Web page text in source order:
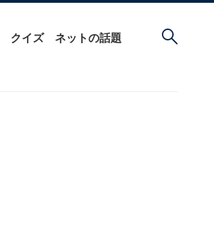
クイズ ネットの話題